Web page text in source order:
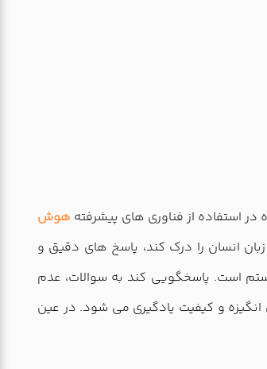
استفاده از فناوری های پیشرفته هوش
انسان را درک کند، پاسخ های دقیق و
است. پاسخگویی کند به سوالات، عدم
مشکلات باعث کاهش انگیزه و کیفیت یادگیری می شود. در عین